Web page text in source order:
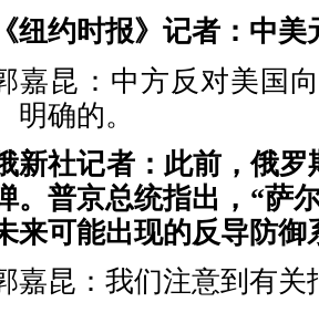
《纽约时报》记者：中
嘉昆：中方反对美国
明确的。
新社记者：此前，俄
。普京总统指出，“萨
来可能出现的反导防
嘉昆：我们注意到有关